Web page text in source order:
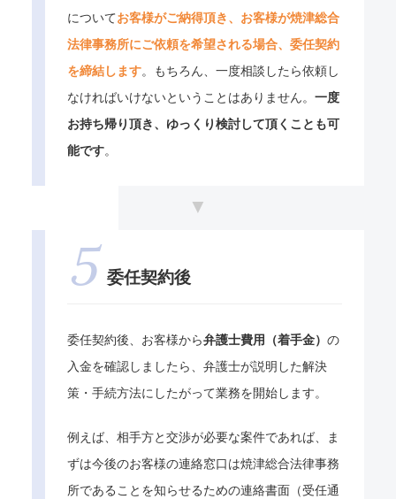
についてお客様がご納得頂き、お客様が焼津総合
法律事務所にご依頼を希望される場合、委任契約
を締結します。もちろん、一度相談したら依頼し
なければいけないということはありません。 一度
お持ち帰り頂き、ゆっくり検討して頂くことも可
能です。
委任契約後
委任契約後、お客様から弁護士費用（着手金） の
入金を確認しましたら、弁護士が説明した解決
策・手続方法にしたがって業務を開始します。
例えば、相手方と交渉が必要な案件であれば、ま
ずは今後のお客様の連絡窓口は焼津総合法律事務
所であることを知らせるための連絡書面（受任通